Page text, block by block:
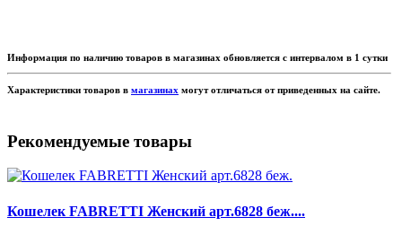
Информация по наличию товаров в магазинах обновляется с интервалом в 1 сутки
Характеристики товаров в магазинах могут отличаться от приведенных на сайте.
Рекомендуемые товары
Кошелек FABRETTI Женский арт.6828 беж....